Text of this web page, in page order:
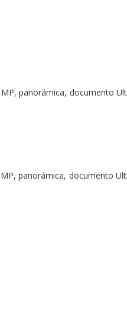
panorámica, documento
panorámica, documento